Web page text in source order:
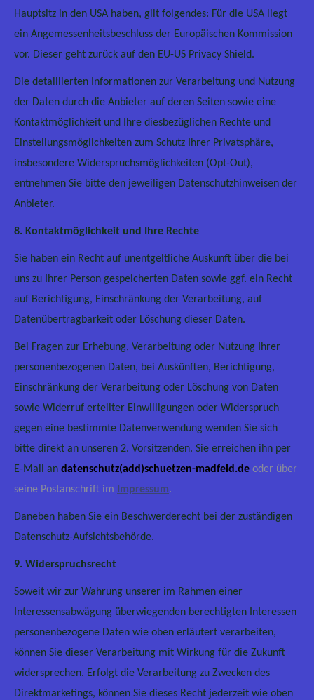
Hauptsitz in den USA haben, gilt folgendes: Für die USA liegt
ein Angemessenheitsbeschluss der Europäischen Kommission
vor. Dieser geht zurück auf den EU-US Privacy Shield.
Die detaillierten Informationen zur Verarbeitung und Nutzung
der Daten durch die Anbieter auf deren Seiten sowie eine
Kontaktmöglichkeit und Ihre diesbezüglichen Rechte und
Einstellungsmöglichkeiten zum Schutz Ihrer Privatsphäre,
insbesondere Widerspruchsmöglichkeiten (Opt-Out),
entnehmen Sie bitte den jeweiligen Datenschutzhinweisen der
Anbieter.
8. Kontaktmöglichkeit und Ihre Rechte
Sie haben ein Recht auf unentgeltliche Auskunft über die bei
uns zu Ihrer Person gespeicherten Daten sowie ggf. ein Recht
auf Berichtigung, Einschränkung der Verarbeitung, auf
Datenübertragbarkeit oder Löschung dieser Daten.
Bei Fragen zur Erhebung, Verarbeitung oder Nutzung Ihrer
personenbezogenen Daten, bei Auskünften, Berichtigung,
Einschränkung der Verarbeitung oder Löschung von Daten
sowie Widerruf erteilter Einwilligungen oder Widerspruch
gegen eine bestimmte Datenverwendung wenden Sie sich
bitte direkt an unseren 2. Vorsitzenden. Sie erreichen ihn per
E-Mail an datenschutz(add)schuetzen-madfeld.de oder über
seine Postanschrift im
Impressum.
Daneben haben Sie ein Beschwerderecht bei der zuständigen
Datenschutz-Aufsichtsbehörde.
9. Widerspruchsrecht
Soweit wir zur Wahrung unserer im Rahmen einer
Interessensabwägung überwiegenden berechtigten Interessen
personenbezogene Daten wie oben erläutert verarbeiten,
können Sie dieser Verarbeitung mit Wirkung für die Zukunft
widersprechen. Erfolgt die Verarbeitung zu Zwecken des
Direktmarketings, können Sie dieses Recht jederzeit wie oben